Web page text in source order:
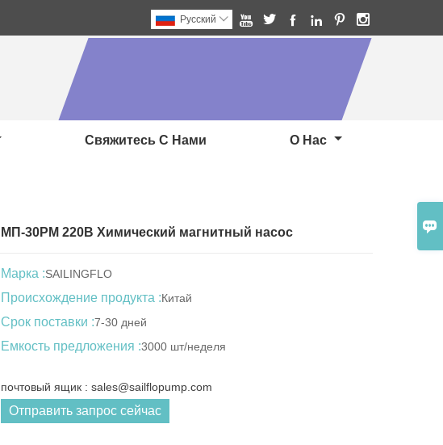

     
Pусский 
Свяжитесь С Нами О Нас
МП-30РМ 220В Химический магнитный насос
Марка :SAILINGFLO
Происхождение продукта :Китай
Срок поставки :7-30 дней
Емкость предложения :3000 шт/неделя
почтовый ящик : sales@sailflopump.com
Отправить запрос сейчас